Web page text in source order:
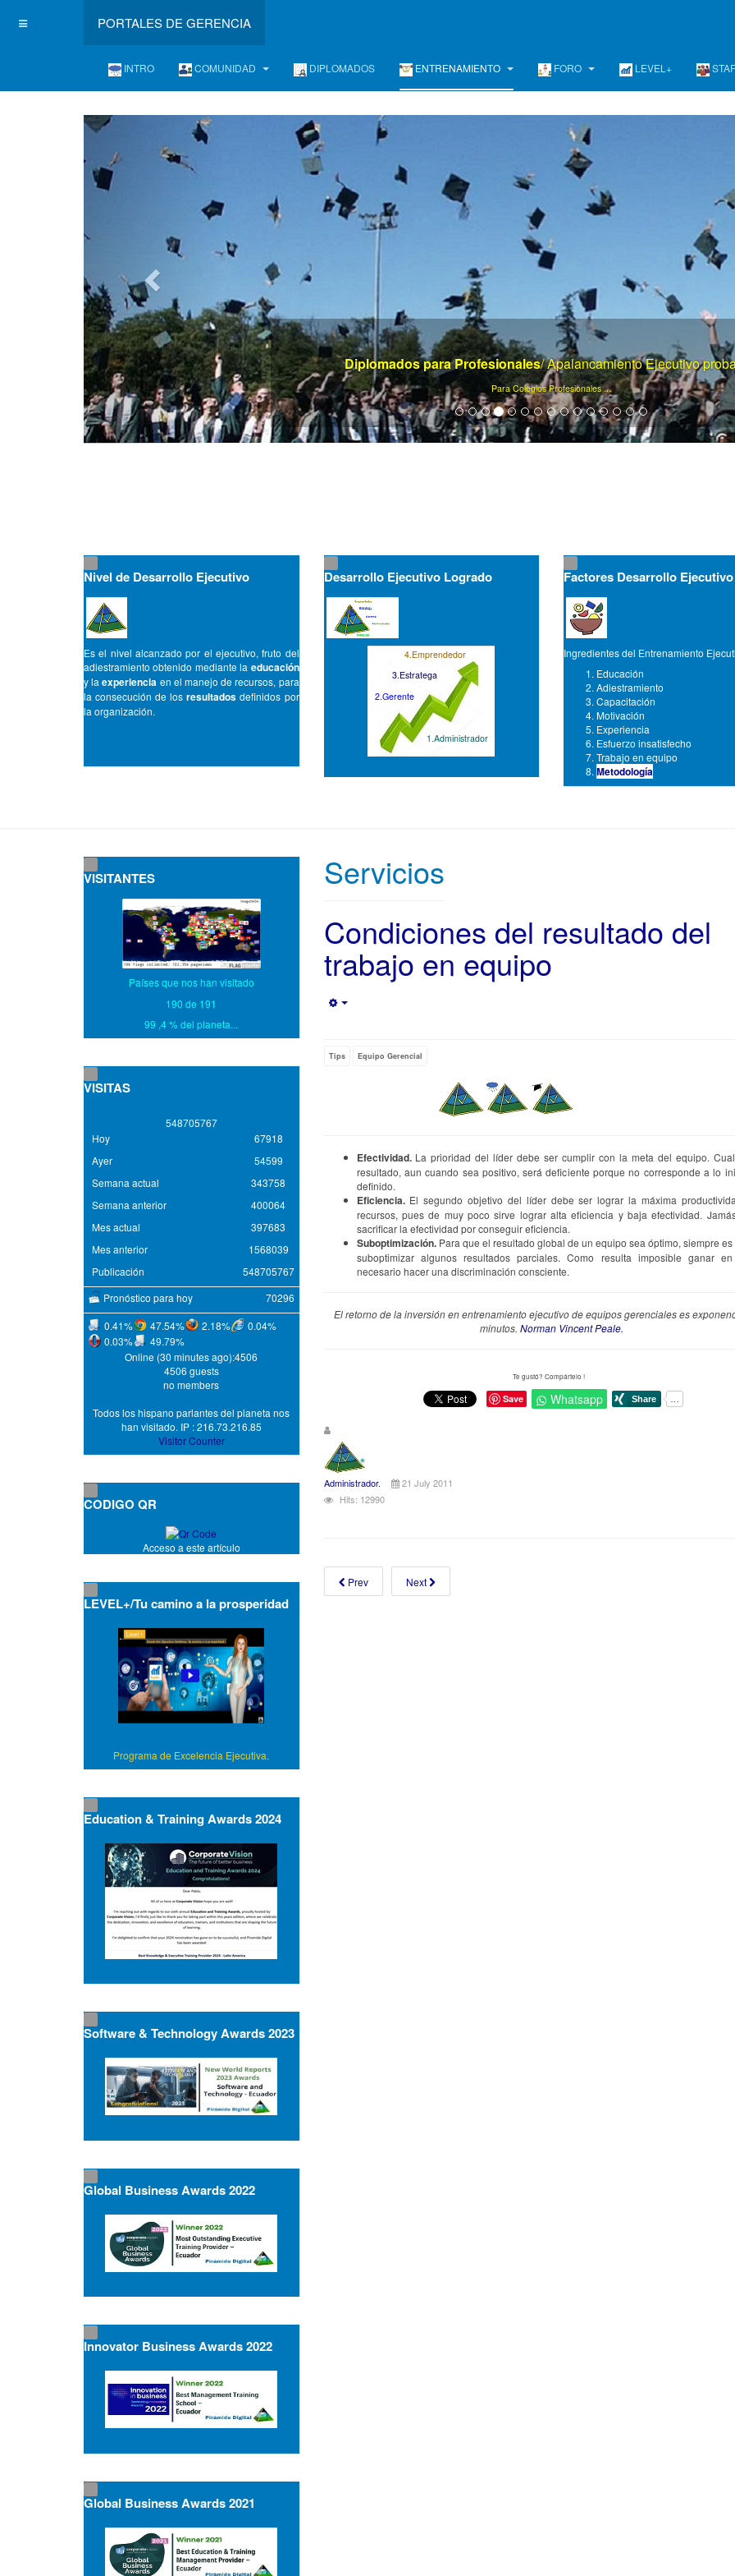
PORTALES DE GERENCIA
INTRO COMUNIDAD DIPLOMADOS ENTRENAMIENTO FORO LEVEL+
www . el mayor portal de gerencia . com
Ya son más de 75000 artículos de gerencia ...
Nivel de Desarrollo Ejecutivo
Es el nivel alcanzado por el ejecutivo, fruto del
adiestramiento obtenido mediante la educación
y laexperiencia en el manejo de recursos, para
la consecución de losresultados definidos por
la organización.
Desarrollo Ejecutivo Logrado
4.Emprendedor
3.Estratega
2.Gerente
1.Administrador
Factores Desarrollo Ejecutivo
Ingredientes del Entrenamiento
Educación
Adiestramiento
Capacitación
Motivación
Experiencia
Esfuerzo insatisfecho
Trabajo en equipo
Metodología
Servicios
Condiciones del resultado del
trabajo en equipo
Tips Equipo Gerencial
Efectividad.La prioridad del líder debe ser cumplir con la meta del equipo.
resultado, aun cuando sea positivo, será deficiente porque no corresponde a lo
definido.
Eficiencia.El segundo objetivo del líder debe ser lograr la máxima
recursos, pues de muy poco sirve lograr alta eficiencia y baja efectividad.
sacrificar la efectividad por conseguir eficiencia.
Suboptimización.Para que el resultado global de un equipo sea óptimo, siempre es
suboptimizar algunos resultados parciales. Como resulta imposible ganar
necesario hacer una discriminación consciente.
El retorno de la inversión en entrenamiento ejecutivo de equipos gerenciales es
minutos. Norman Vincent Peale.
Te gustó? Compártelo !
Save Whatsapp
Administrador.
21 July 2011
Hits: 12990
Prev Next
VISITANTES
Países que nos han visitado
190 de 191
99 ,4 % del planeta...
VISITAS
548705767
Hoy
Ayer
Semana actual
Semana anterior
Mes actual
Mes anterior
Publicación
67918
54599
343758
400064
397683
1568039
548705767
Pronóstico para hoy
70296
0.41%
47.54% 2.18%
0.04%
0.03%
49.79%
Online (30 minutes ago):4506
4506 guests
no members
Todos los hispano parlantes del planeta nos
han visitado. IP : 216.73.216.85
Visitor Counter
CODIGO QR
Acceso a este artículo
LEVEL+/Tu camino a la prosperidad
Programa de Excelencia Ejecutiva.
Education & Training Awards 2024
Software & Technology Awards 2023
Global Business Awards 2022
Innovator Business Awards 2022
Global Business Awards 2021